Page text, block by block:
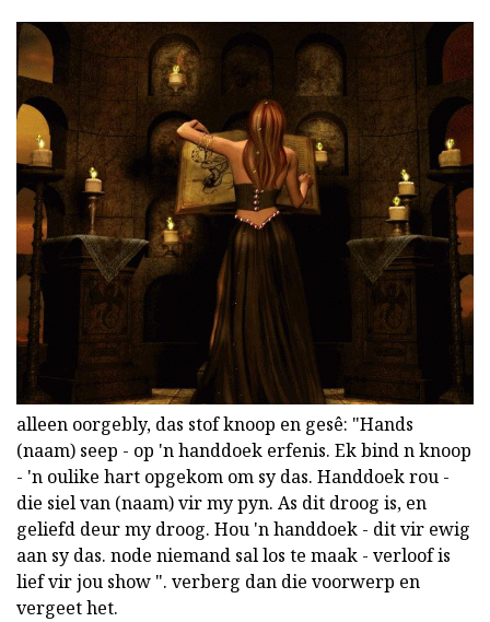
alleen oorgebly, das stof knoop en gesê: "Hands
(naam) seep - op 'n handdoek erfenis. Ek bind n knoop
- 'n oulike hart opgekom om sy das. Handdoek rou -
die siel van (naam) vir my pyn. As dit droog is, en
geliefd deur my droog. Hou 'n handdoek - dit vir ewig
aan sy das. node niemand sal los te maak - verloof is
lief vir jou show ". verberg dan die voorwerp en
vergeet het.